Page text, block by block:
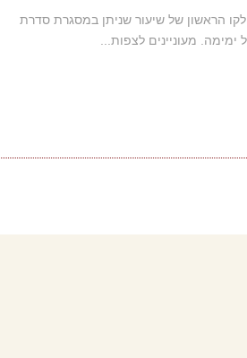
הראשון של שיעור שניתן במסגרת סדרת
מעוניינים לצפות...